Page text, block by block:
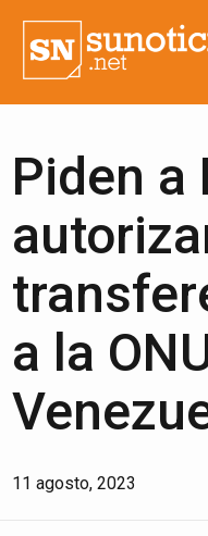
Piden a
a la
11 agosto, 2023